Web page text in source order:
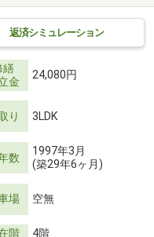
返済シミュレーション
繕
金
24,080円
り 3LDK
数
1997年3月
(築29年6ヶ月)
場 空無
階
4階